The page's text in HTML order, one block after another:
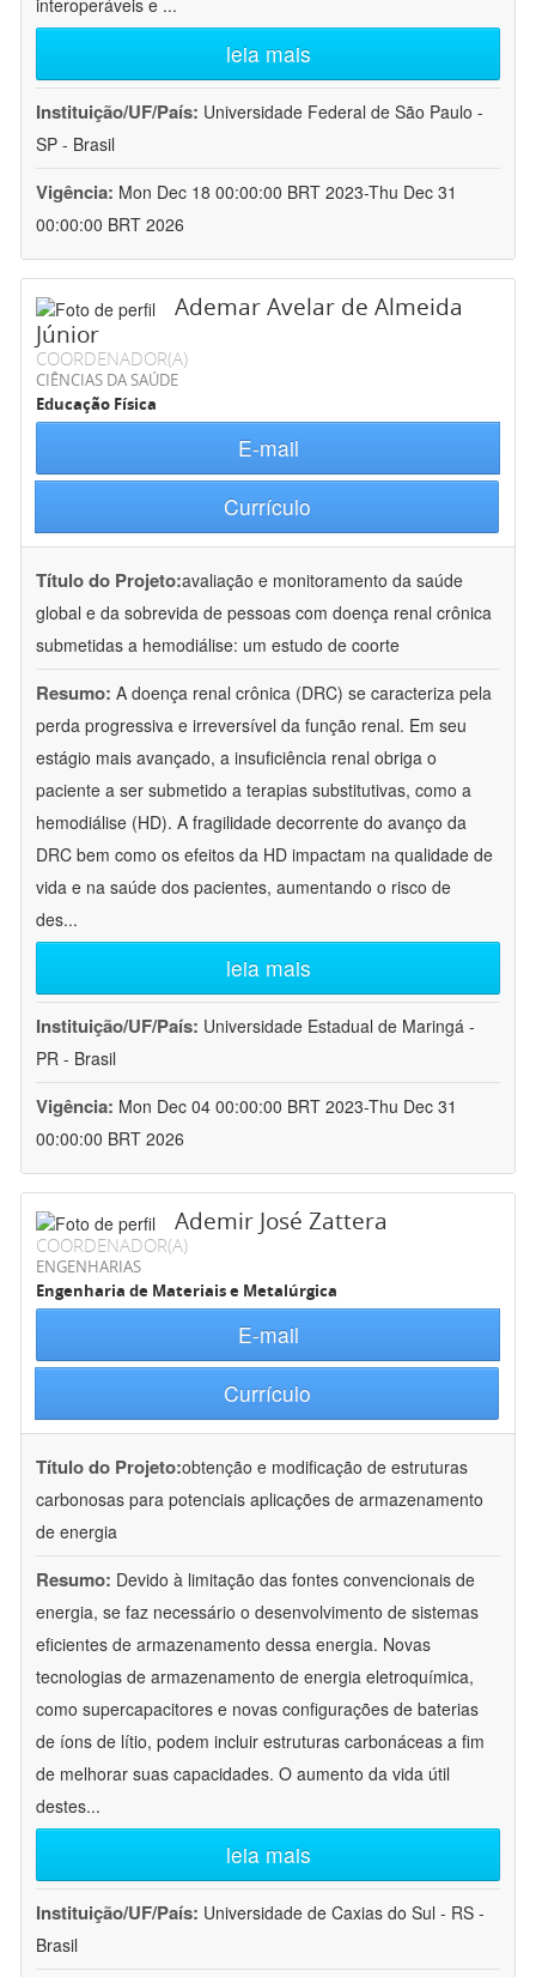
interoperáveis e ...
leia mais
Instituição/UF/País: Universidade Federal de São Paulo -
SP - Brasil
Vigência: Mon Dec 18 00:00:00 BRT 2023-Thu Dec 31
00:00:00 BRT 2026
Ademar Avelar de Almeida
Júnior
COORDENADOR(A)
CIÊNCIAS DA SAÚDE
Educação Física
E-mail
Currículo
Título do Projeto:avaliação e monitoramento da saúde
global e da sobrevida de pessoas com doença renal crônica
submetidas a hemodiálise: um estudo de coorte
Resumo: A doença renal crônica (DRC) se caracteriza pela
perda progressiva e irreversível da função renal. Em seu
estágio mais avançado, a insuficiência renal obriga o
paciente a ser submetido a terapias substitutivas, como a
hemodiálise (HD). A fragilidade decorrente do avanço da
DRC bem como os efeitos da HD impactam na qualidade de
vida e na saúde dos pacientes, aumentando o risco de
des...
leia mais
Instituição/UF/País: Universidade Estadual de Maringá -
PR - Brasil
Vigência: Mon Dec 04 00:00:00 BRT 2023-Thu Dec 31
00:00:00 BRT 2026
Ademir José Zattera
COORDENADOR(A)
ENGENHARIAS
Engenharia de Materiais e Metalúrgica
E-mail
Currículo
Título do Projeto:obtenção e modificação de estruturas
carbonosas para potenciais aplicações de armazenamento
de energia
Resumo: Devido à limitação das fontes convencionais de
energia, se faz necessário o desenvolvimento de sistemas
eficientes de armazenamento dessa energia. Novas
tecnologias de armazenamento de energia eletroquímica,
como supercapacitores e novas configurações de baterias
de íons de lítio, podem incluir estruturas carbonáceas a fim
de melhorar suas capacidades. O aumento da vida útil
destes...
leia mais
Instituição/UF/País: Universidade de Caxias do Sul - RS -
Brasil